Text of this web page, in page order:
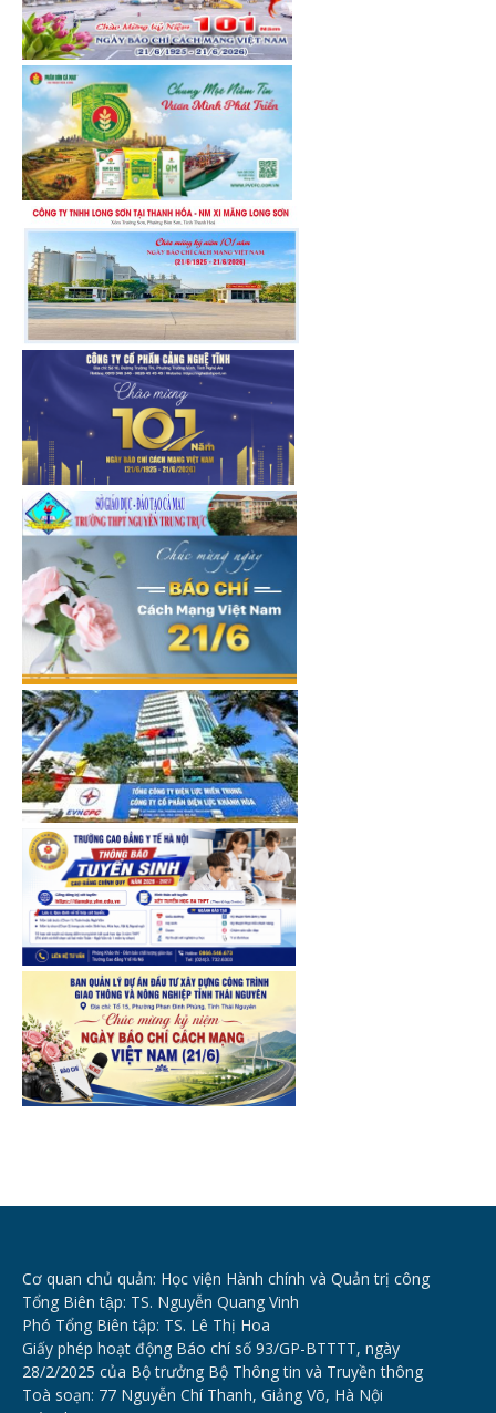
Cơ quan chủ quản: Học viện Hành chính và Quản trị công
Tổng Biên tập: TS. Nguyễn Quang Vinh
Phó Tổng Biên tập: TS. Lê Thị Hoa
Giấy phép hoạt động Báo chí số 93/GP-BTTTT, ngày
28/2/2025 của Bộ trưởng Bộ Thông tin và Truyền thông
Toà soạn: 77 Nguyễn Chí Thanh, Giảng Võ, Hà Nội